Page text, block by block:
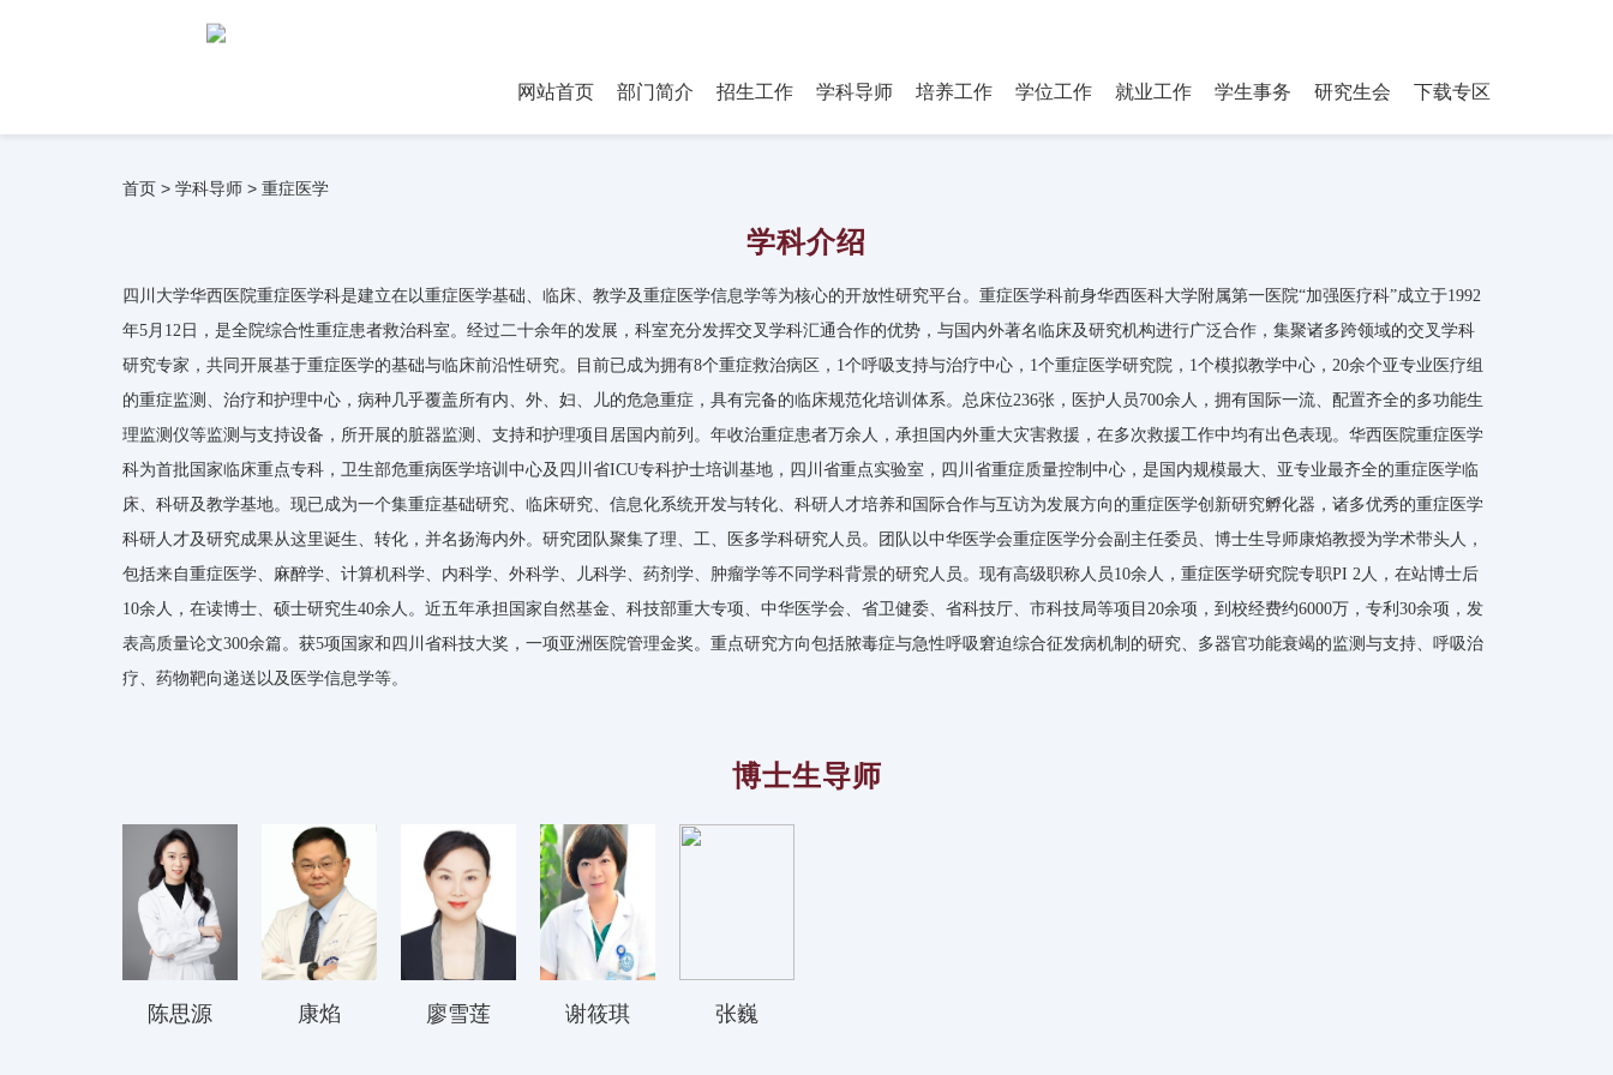
网站首页 部门简介 招生工作 学科导师 培养工作 学位工作 就业工作 学生事务 研究生会 下载专区
首页 > 学科导师 > 重症医学
学科介绍
四川大学华西医院重症医学科是建立在以重症医学基础、临床、教学及重症医学信息学等为核心的开放性研究平台。重症医学科前身华西医科大学附属第一医院“加强医疗科”成立于1992
年5月12日，是全院综合性重症患者救治科室。经过二十余年的发展，科室充分发挥交叉学科汇通合作的优势，与国内外著名临床及研究机构进行广泛合作，集聚诸多跨领域的交叉学科
研究专家，共同开展基于重症医学的基础与临床前沿性研究。目前已成为拥有8个重症救治病区，1个呼吸支持与治疗中心，1个重症医学研究院，1个模拟教学中心，20余个亚专业医疗组
的重症监测、治疗和护理中心，病种几乎覆盖所有内、外、妇、儿的危急重症，具有完备的临床规范化培训体系。总床位236张，医护人员700余人，拥有国际一流、配置齐全的多功能生
理监测仪等监测与支持设备，所开展的脏器监测、支持和护理项目居国内前列。年收治重症患者万余人，承担国内外重大灾害救援，在多次救援工作中均有出色表现。华西医院重症医学
科为首批国家临床重点专科，卫生部危重病医学培训中心及四川省ICU专科护士培训基地，四川省重点实验室，四川省重症质量控制中心，是国内规模最大、亚专业最齐全的重症医学临
床、科研及教学基地。现已成为一个集重症基础研究、临床研究、信息化系统开发与转化、科研人才培养和国际合作与互访为发展方向的重症医学创新研究孵化器，诸多优秀的重症医学
科研人才及研究成果从这里诞生、转化，并名扬海内外。研究团队聚集了理、工、医多学科研究人员。团队以中华医学会重症医学分会副主任委员、博士生导师康焰教授为学术带头人，
包括来自重症医学、麻醉学、计算机科学、内科学、外科学、儿科学、药剂学、肿瘤学等不同学科背景的研究人员。现有高级职称人员10余人，重症医学研究院专职PI 2人，在站博士后
10余人，在读博士、硕士研究生40余人。近五年承担国家自然基金、科技部重大专项、中华医学会、省卫健委、省科技厅、市科技局等项目20余项，到校经费约6000万，专利30余项，发
表高质量论文300余篇。获5项国家和四川省科技大奖，一项亚洲医院管理金奖。重点研究方向包括脓毒症与急性呼吸窘迫综合征发病机制的研究、多器官功能衰竭的监测与支持、呼吸治
疗、药物靶向递送以及医学信息学等。
博士生导师
陈思源 康焰 廖雪莲 谢筱琪 张巍